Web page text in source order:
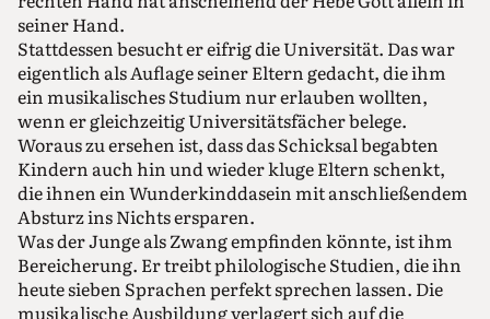
seiner Hand.
Stattdessen besucht er eifrig die Universität. Das war
eigentlich als Auflage seiner Eltern gedacht, die ihm
ein musikalisches Studium nur erlauben wollten,
wenn er gleichzeitig Universitätsfächer belege.
Woraus zu ersehen ist, dass das Schicksal begabten
Kindern auch hin und wieder kluge Eltern schenkt,
die ihnen ein Wunderkinddasein mit anschließendem
Absturz ins Nichts ersparen.
Was der Junge als Zwang empfinden könnte, ist ihm
Bereicherung. Er treibt philologische Studien, die ihn
heute sieben Sprachen perfekt sprechen lassen. Die
musikalische Ausbildung verlagert sich auf die